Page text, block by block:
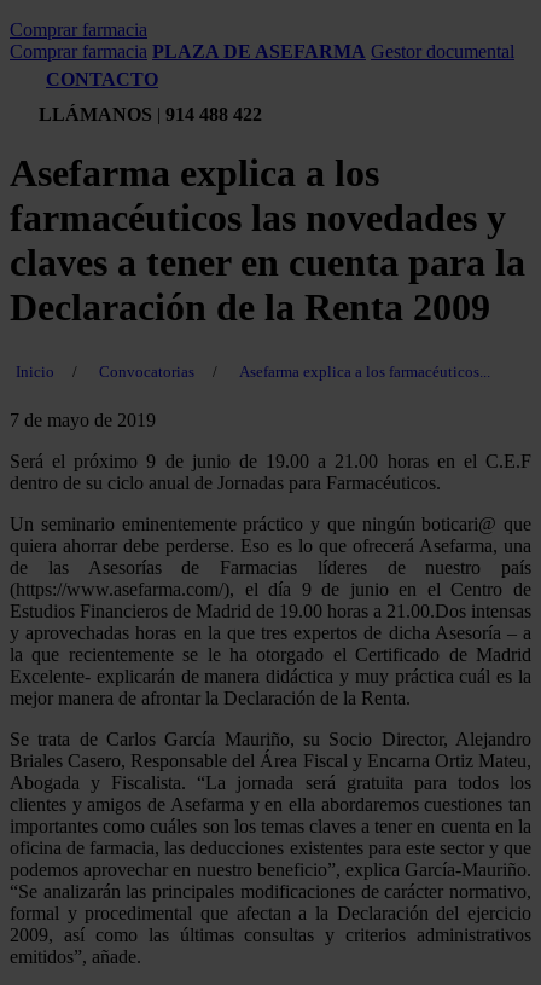
Comprar farmacia
Comprar farmacia PLAZA DE ASEFARMA Gestor documental
CONTACTO
LLÁMANOS | 914 488 422
Asefarma explica a los
farmacéuticos las novedades y
claves a tener en cuenta para la
Declaración de la Renta 2009
Inicio / Convocatorias / Asefarma explica a los farmacéuticos...
7 de mayo de 2019
Será el próximo 9 de junio de 19.00 a 21.00 horas en el C.E.F
dentro de su ciclo anual de Jornadas para Farmacéuticos.
Un seminario eminentemente práctico y que ningún boticari@ que
quiera ahorrar debe perderse. Eso es lo que ofrecerá Asefarma, una
de las Asesorías de Farmacias líderes de nuestro país
(https://www.asefarma.com/), el día 9 de junio en el Centro de
Estudios Financieros de Madrid de 19.00 horas a 21.00.Dos intensas
y aprovechadas horas en la que tres expertos de dicha Asesoría – a
la que recientemente se le ha otorgado el Certificado de Madrid
Excelente- explicarán de manera didáctica y muy práctica cuál es la
mejor manera de afrontar la Declaración de la Renta.
Se trata de Carlos García Mauriño, su Socio Director, Alejandro
Briales Casero, Responsable del Área Fiscal y Encarna Ortiz Mateu,
Abogada y Fiscalista. “La jornada será gratuita para todos los
clientes y amigos de Asefarma y en ella abordaremos cuestiones tan
importantes como cuáles son los temas claves a tener en cuenta en la
oficina de farmacia, las deducciones existentes para este sector y que
podemos aprovechar en nuestro beneficio”, explica García-Mauriño.
“Se analizarán las principales modificaciones de carácter normativo,
formal y procedimental que afectan a la Declaración del ejercicio
2009, así como las últimas consultas y criterios administrativos
emitidos”, añade.